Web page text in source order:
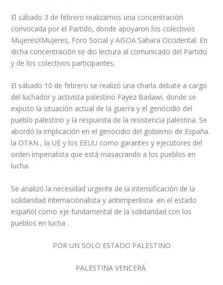
El sábado 3 de febrero realizamos una concentración
convocada por el Partido, donde apoyaron los colectivos
MujeresXMujeres, Foro Social y AISOA Sahara Occidental. En
dicha concentración se dio lectura al comunicado del Partido
y de los colectivos participantes.
El sábado 10 de febrero se realizó una charla debate a cargo
del luchador y activista palestino Fayez Badawi, donde se
expuso la situación actual de la guerra y el genocidio del
pueblo palestino y la respuesta de la resistencia palestina. Se
abordó la implicación en el genocidio del gobierno de España.
la OTAN , la UE y los EEUU como garantes y ejecutores del
orden imperialista que está masacrando a los pueblos en
lucha.
Se analizó la necesidad urgente de la intensificación de la
solidaridad internacionalista y antiimperilista en el estado
español como eje fundamental de la solidaridad con los
pueblos en lucha .
POR UN SOLO ESTADO PALESTINO
PALESTINA VENCERÁ